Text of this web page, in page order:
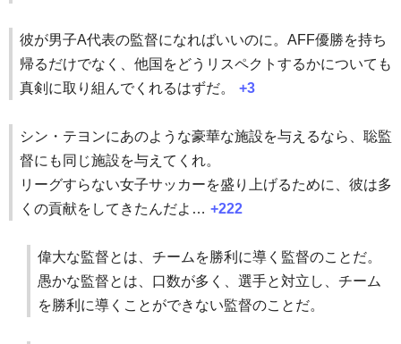
彼が男子A代表の監督になればいいのに。AFF優勝を持ち
帰るだけでなく、他国をどうリスペクトするかについても
真剣に取り組んでくれるはずだ。
+3
シン・テヨンにあのような豪華な施設を与えるなら、聡監
督にも同じ施設を与えてくれ。
リーグすらない女子サッカーを盛り上げるために、彼は多
くの貢献をしてきたんだよ… +222
偉大な監督とは、チームを勝利に導く監督のことだ。
愚かな監督とは、口数が多く、選手と対立し、チーム
を勝利に導くことができない監督のことだ。